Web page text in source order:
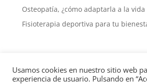
Osteopatía, ¿cómo adaptarla a la vida
Fisioterapia deportiva para tu
Aviso legal
Política de
Usamos cookies en nuestro sitio web
experiencia de usuario. Pulsando en